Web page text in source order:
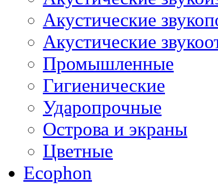
Акустические
Акустические
Промышленные
Гигиенические
Ударопрочные
Острова и экраны
Цветные
Ecophon